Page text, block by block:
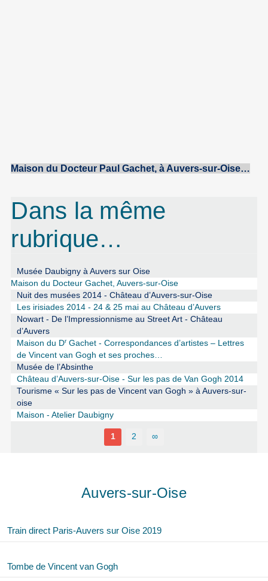
Maison du Docteur Paul Gachet, à Auvers-sur-Oise…
Dans la même
rubrique…
Musée Daubigny à Auvers sur Oise
Maison du Docteur Gachet, Auvers-sur-Oise
Nuit des musées 2014 - Château d’Auvers-sur-Oise
Les irisiades 2014 - 24 & 25 mai au Château d’Auvers
Nowart - De l’Impressionnisme au Street Art - Château
d’Auvers
Maison du DrGachet - Correspondances d’artistes – Lettres
de Vincent van Gogh et ses proches…
Musée de l’Absinthe
Château d’Auvers-sur-Oise - Sur les pas de Van Gogh 2014
Tourisme « Sur les pas de Vincent van Gogh » à Auvers-sur-
oise
Maison - Atelier Daubigny
1 2 ∞
Auvers-sur-Oise
Train direct Paris-Auvers sur Oise 2019
Tombe de Vincent van Gogh